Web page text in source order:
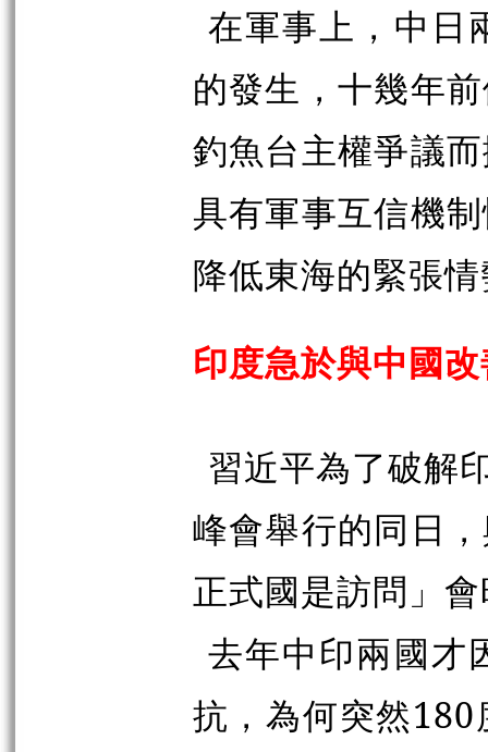
在軍事上，中日
的發生，十幾年
釣魚台主權爭議
具有軍事互信機
降低東海的緊張
印度急於與中國
習近平為了破解
峰會舉行的同日
正式國是訪問」
去年中印兩國才
抗，為何突然